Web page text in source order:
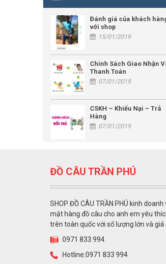
Đánh giá của khách
với shop
15/01/2019
Chính Sách Giao Nhận
Thanh Toán
07/01/2019
CSKH – Khiếu Nại – Trả
Hàng
07/01/2019
ĐỒ CÂU TRẦN PHÚ
SHOP ĐỒ CÂU TRẦN PHÚ kinh
mặt hàng đồ câu cho anh em yêu
trên toàn quốc với số lượng lớn và giá
0971 833 994
Hotline:0971 833 994